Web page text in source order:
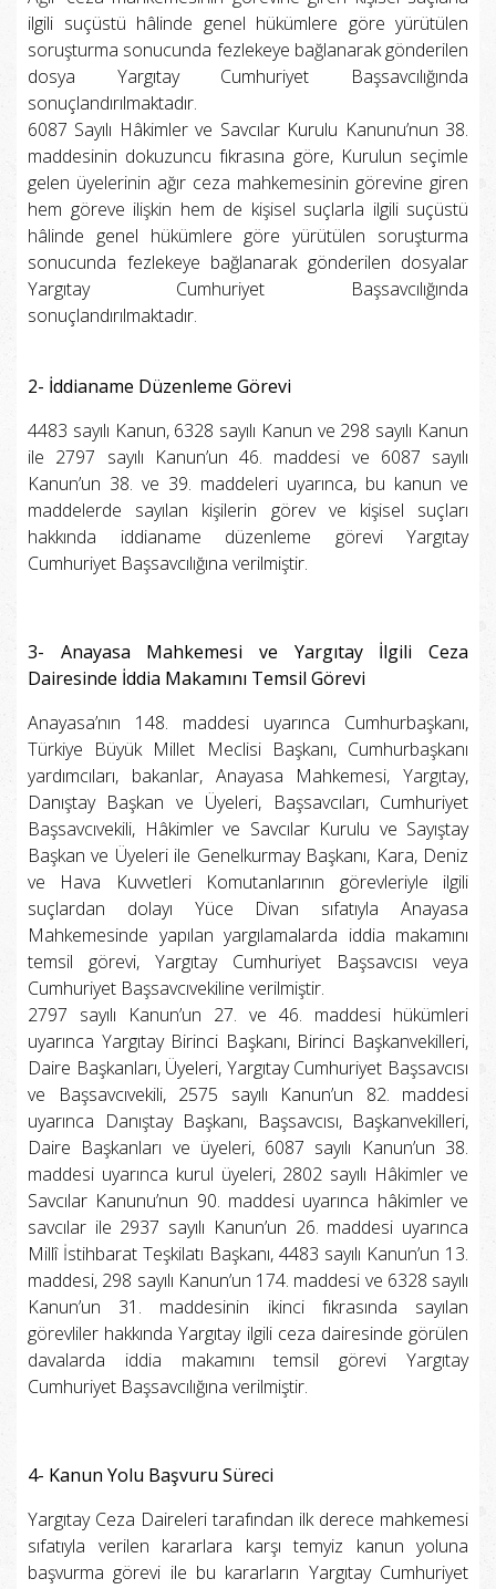
ilgili suçüstü hâlinde genel hükümlere göre yürütülen
soruşturma sonucunda fezlekeye bağlanarak gönderilen
dosya Yargıtay Cumhuriyet Başsavcılığında
sonuçlandırılmaktadır.
6087 Sayılı Hâkimler ve Savcılar Kurulu Kanunu’nun 38.
maddesinin dokuzuncu fıkrasına göre, Kurulun seçimle
gelen üyelerinin ağır ceza mahkemesinin görevine giren
hem göreve ilişkin hem de kişisel suçlarla ilgili suçüstü
hâlinde genel hükümlere göre yürütülen soruşturma
sonucunda fezlekeye bağlanarak gönderilen dosyalar
Yargıtay Cumhuriyet Başsavcılığında
sonuçlandırılmaktadır.
2- İddianame Düzenleme Görevi
4483 sayılı Kanun, 6328 sayılı Kanun ve 298 sayılı Kanun
ile 2797 sayılı Kanun’un 46. maddesi ve 6087 sayılı
Kanun’un 38. ve 39. maddeleri uyarınca, bu kanun ve
maddelerde sayılan kişilerin görev ve kişisel suçları
hakkında iddianame düzenleme görevi Yargıtay
Cumhuriyet Başsavcılığına verilmiştir.
3- Anayasa Mahkemesi ve Yargıtay İlgili Ceza
Dairesinde İddia Makamını Temsil Görevi
Anayasa’nın 148. maddesi uyarınca Cumhurbaşkanı,
Türkiye Büyük Millet Meclisi Başkanı, Cumhurbaşkanı
yardımcıları, bakanlar, Anayasa Mahkemesi, Yargıtay,
Danıştay Başkan ve Üyeleri, Başsavcıları, Cumhuriyet
Başsavcıvekili, Hâkimler ve Savcılar Kurulu ve Sayıştay
Başkan ve Üyeleri ile Genelkurmay Başkanı, Kara, Deniz
ve Hava Kuvvetleri Komutanlarının görevleriyle ilgili
suçlardan dolayı Yüce Divan sıfatıyla Anayasa
Mahkemesinde yapılan yargılamalarda iddia makamını
temsil görevi, Yargıtay Cumhuriyet Başsavcısı veya
Cumhuriyet Başsavcıvekiline verilmiştir.
2797 sayılı Kanun’un 27. ve 46. maddesi hükümleri
uyarınca Yargıtay Birinci Başkanı, Birinci Başkanvekilleri,
Daire Başkanları, Üyeleri, Yargıtay Cumhuriyet Başsavcısı
ve Başsavcıvekili, 2575 sayılı Kanun’un 82. maddesi
uyarınca Danıştay Başkanı, Başsavcısı, Başkanvekilleri,
Daire Başkanları ve üyeleri, 6087 sayılı Kanun’un 38.
maddesi uyarınca kurul üyeleri, 2802 sayılı Hâkimler ve
Savcılar Kanunu’nun 90. maddesi uyarınca hâkimler ve
savcılar ile 2937 sayılı Kanun’un 26. maddesi uyarınca
Millî İstihbarat Teşkilatı Başkanı, 4483 sayılı Kanun’un 13.
maddesi, 298 sayılı Kanun’un 174. maddesi ve 6328 sayılı
Kanun’un 31. maddesinin ikinci fıkrasında sayılan
görevliler hakkında Yargıtay ilgili ceza dairesinde görülen
davalarda iddia makamını temsil görevi Yargıtay
Cumhuriyet Başsavcılığına verilmiştir.
4- Kanun Yolu Başvuru Süreci
Yargıtay Ceza Daireleri tarafından ilk derece mahkemesi
sıfatıyla verilen kararlara karşı temyiz kanun yoluna
başvurma görevi ile bu kararların Yargıtay Cumhuriyet